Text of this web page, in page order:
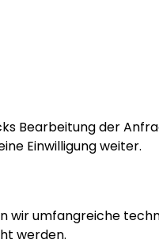
über 16.800
mal gekauft
Bearbeitung der
Einwilligung weiter.
wir umfangreiche
werden.